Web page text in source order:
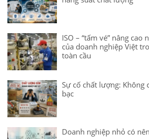
ISO – “tấm vé” nâng cao
của doanh nghiệp Việt
toàn cầu
Sự cố chất lượng: Không
bạc
Doanh nghiệp nhỏ có